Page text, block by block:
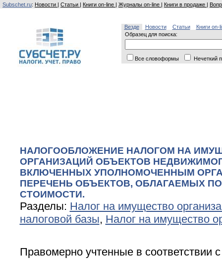
Subschet.ru: Новости | Статьи | Книги on-line | Журналы on-line | Книги в продаже |
Везде Новости Статьи
Книги on-
Образец для поиска:
Все словоформы Нечеткий
НАЛОГООБЛОЖЕНИЕ НАЛОГОМ НА
ОРГАНИЗАЦИЙ ОБЪЕКТОВ
ВКЛЮЧЕННЫХ УПОЛНОМОЧЕННЫМ
ПЕРЕЧЕНЬ ОБЪЕКТОВ, ОБЛАГАЕМЫХ
СТОИМОСТИ.
Разделы: Налог на имущество
налоговой базы, Налог на имущество
Правомерно учтенные в соответствии